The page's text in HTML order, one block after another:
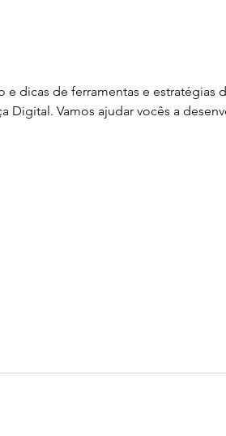
dicas de ferramentas e estratégias
Digital. Vamos ajudar vocês a